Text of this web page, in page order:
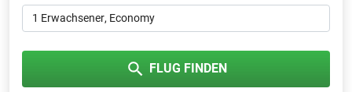
1 Erwachsener, Economy
FLUG FINDEN